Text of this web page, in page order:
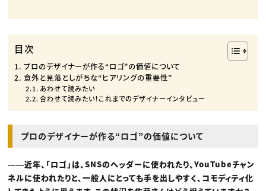
目次
プロのデザイナーが作る“ロゴ”の価値について
意外と見落としがちな“ヒアリングの重要性”
あわせて読みたい
合わせて読みたい！これまでのデザイナーインタビュー
プロのデザイナーが作る“ロゴ”の価値について
――近年、「ロゴ」は、SNSのヘッダーに使われたり、YouTubeチャン
ネルに使われたりと、一般人にとっても手を出しやすく、コモディティ化